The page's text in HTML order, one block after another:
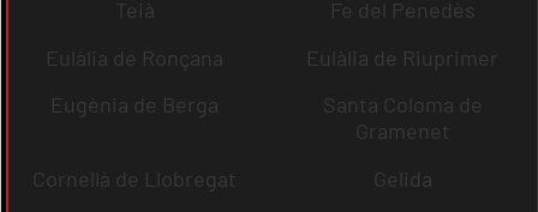
Teià
Fe del Penedès
Eulàlia de Ronçana
Eulàlia de Riuprimer
Eugènia de Berga
Santa Coloma de
Gramenet
Cornellà de Llobregat
Gelida